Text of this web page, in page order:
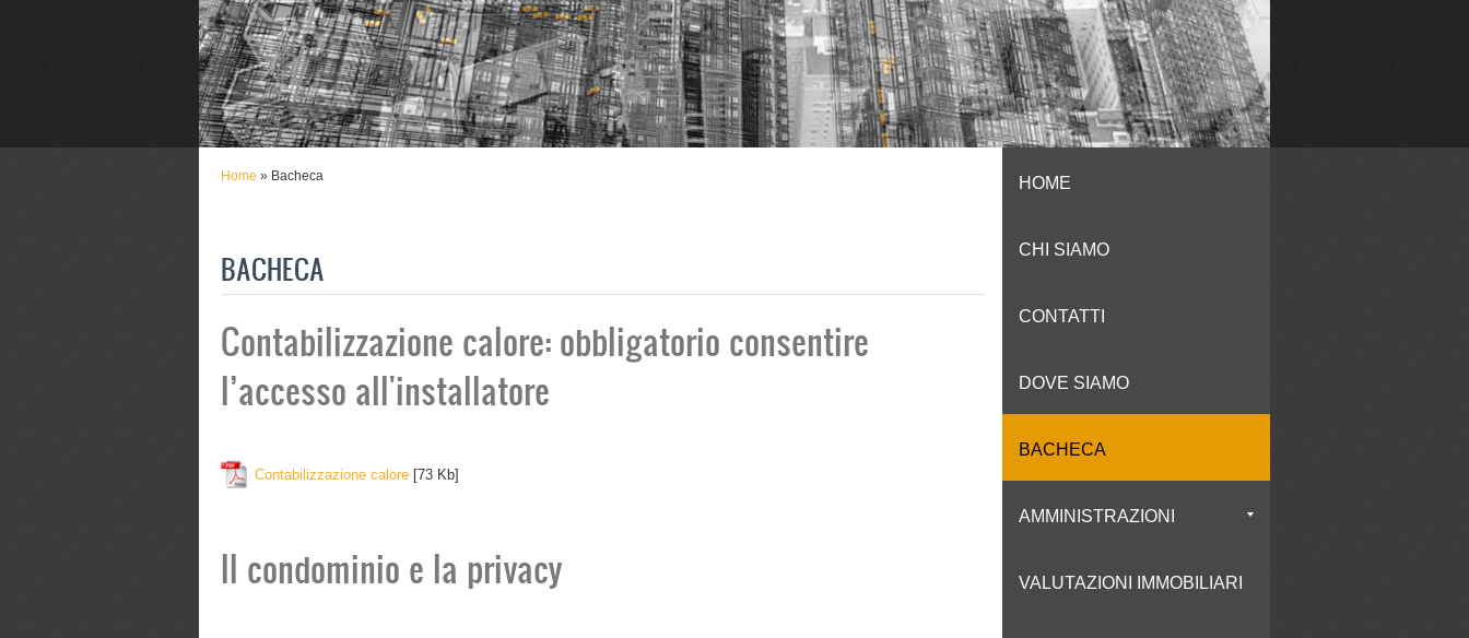
Home » Bacheca
BACHECA
Contabilizzazione calore: obbligatorio consentire
l’accesso all'installatore
Contabilizzazione calore [73 Kb]
Il condominio e la privacy
HOME
CHI SIAMO
CONTATTI
DOVE SIAMO
BACHECA
AMMINISTRAZIONI
VALUTAZIONI IMMOBILIARI